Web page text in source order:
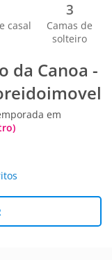
casal
3
Camas de
solteiro
da Canoa -
em